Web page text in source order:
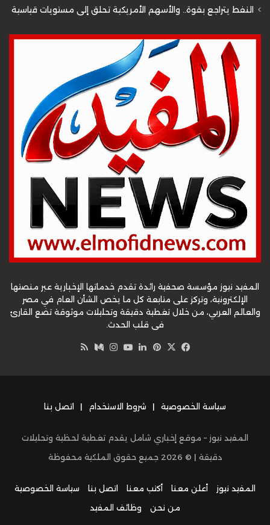
النفط يتراجع بقوة.. والأسهم الأمريكية تحلق إلى مستويات قياسية
المفيد نيوز مؤسسة صحفية رائدة تقدم خدماتها الإخبارية عبر منصتها
الإلكترونية، وتركز على متابعة كل ما يخص الشأن العام في مصر
والعالم العربي، من خلال تغطية دقيقة وتحليلات موثوقة تضع القارئ
في قلب الحدث.
فيسبوك
‫X بينتيريست
لينكدإن‫YouTube
انستقرام
وسط
سياسة الخصوصية | شروط الاستخدام | اتصل بنا
المفيد نيوز – موقع إخباري شامل يقدم تغطية لحظية وتحليلات
دقيقة | © 2026 جميع حقوق الملكية محفوظة
المفيد نيوز أعلن معنا أكتب معنا اتصل بنا
سياسة الخصوصية
من نحن
وظائف المفيد